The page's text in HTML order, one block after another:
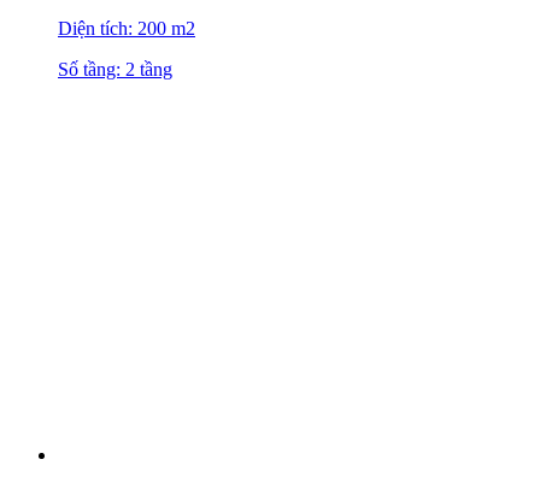
Diện tích: 200 m2
Số tầng: 2 tầng